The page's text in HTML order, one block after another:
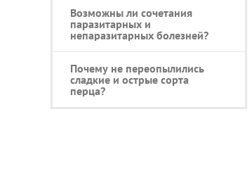
Возможны ли сочетания
паразитарных и
непаразитарных болезней?
Почему не переопылились
сладкие и острые сорта
перца?